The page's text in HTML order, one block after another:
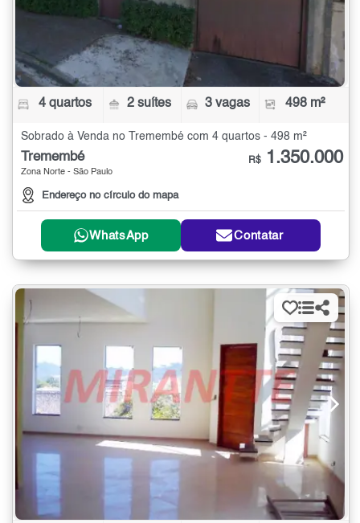
4 quartos 2 suítes 3 vagas 498 m²
Sobrado à Venda no Tremembé com 4 quartos - 498 m²
Tremembé
Zona Norte - São Paulo
Endereço no círculo do mapa
R$ 1.350.000
WhatsApp Contatar